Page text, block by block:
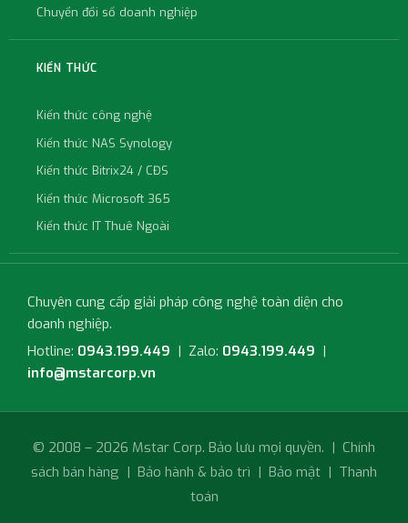
Chuyển đổi số doanh nghiệp
KIẾN THỨC
Kiến thức công nghệ
Kiến thức NAS Synology
Kiến thức Bitrix24 / CĐS
Kiến thức Microsoft 365
Kiến thức IT Thuê Ngoài
Chuyên cung cấp giải pháp công nghệ toàn diện cho
doanh nghiệp.
Hotline: 0943.199.449 | Zalo: 0943.199.449 |
info@mstarcorp.vn
© 2008 – 2026 Mstar Corp. Bảo lưu mọi quyền. | Chính
sách bán hàng | Bảo hành & bảo trì | Bảo mật | Thanh
toán